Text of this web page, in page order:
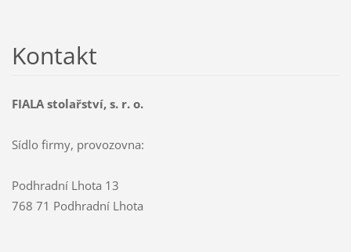
Kontakt
FIALA stolařství, s. r. o.
Sídlo firmy, provozovna:
Podhradní Lhota 13
768 71 Podhradní Lhota